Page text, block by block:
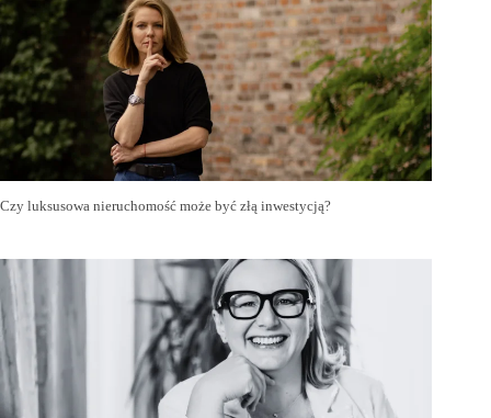
Czy luksusowa nieruchomość może być złą inwestycją?